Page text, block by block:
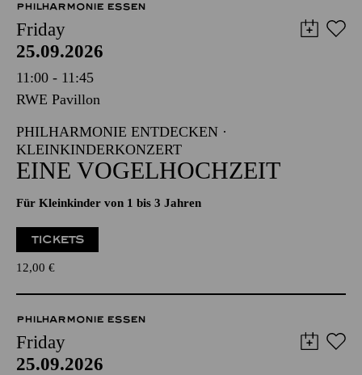
PHILHARMONIE ESSEN
Friday
25.09.2026
11:00 - 11:45
RWE Pavillon
PHILHARMONIE ENTDECKEN ·
KLEINKINDERKONZERT
EINE VOGELHOCHZEIT
Für Kleinkinder von 1 bis 3 Jahren
TICKETS
12,00 €
PHILHARMONIE ESSEN
Friday
25.09.2026